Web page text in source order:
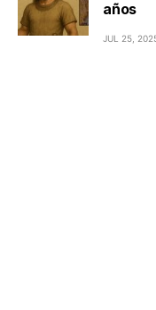
años
JUL 25,